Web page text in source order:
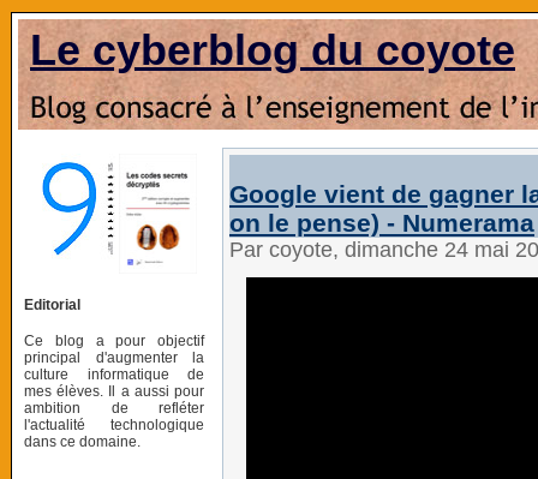
Le cyberblog du coyote
Editorial
Ce blog a pour objectif
principal d'augmenter la
culture informatique de
mes élèves. Il a aussi pour
ambition de refléter
l'actualité technologique
dans ce domaine.
Google vient de gagner
on le pense) - Numerama
Par coyote, dimanche 24 mai